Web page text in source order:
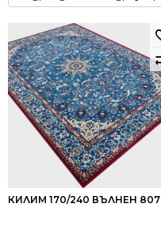
КИЛИМ 170/240 ВЪЛНЕН 807